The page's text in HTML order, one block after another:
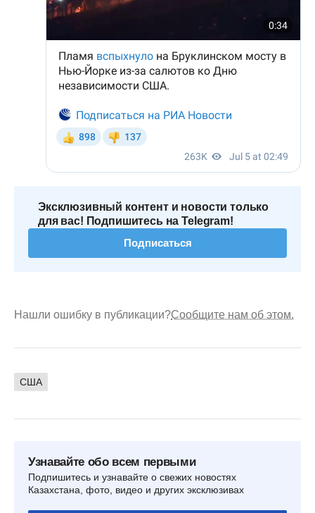
Эксклюзивный контент и новости только
для вас! Подпишитесь на Telegram!
Подписаться
Нашли ошибку в публикации?Сообщите нам об этом.
США
Узнавайте обо всем первыми
Подпишитесь и узнавайте о свежих новостях
Казахстана, фото, видео и других эксклюзивах